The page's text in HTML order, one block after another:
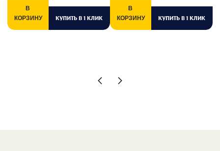
В
КОРЗИНУ
КУПИТЬ В 1 КЛИК
В
КОРЗИНУ
КУПИТЬ В 1 КЛИК